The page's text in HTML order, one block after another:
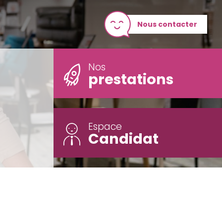
Nous contacter
Nos
prestations
Espace
Candidat